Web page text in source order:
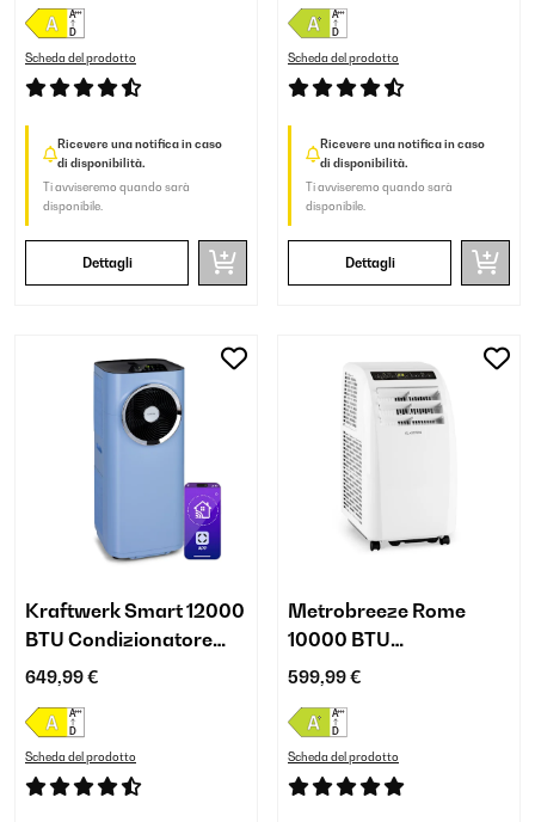
Scheda del prodotto
Ricevere una notifica in caso
di disponibilità.
Ti avviseremo quando sarà
disponibile.
Dettagli
Scheda del prodotto
Ricevere una notifica in caso
di disponibilità.
Ti avviseremo quando sarà
disponibile.
Dettagli
Kraftwerk Smart 12000
BTU Condizionatore
portatile Blu
649,99 €
Scheda del prodotto
Metrobreeze Rome
10000 BTU
Condizionatore
599,99 €
Scheda del prodotto